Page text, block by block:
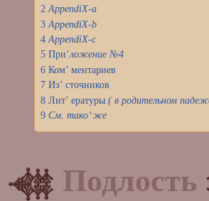
2 AppendiX-a
3 AppendiX-b
4 AppendiX-c
5 При’ложение №4
6 Ком’ ментариев
7 Из’ сточников
8 Лит’ ературы ( в родительном
9 См. тако’ же
Подлость